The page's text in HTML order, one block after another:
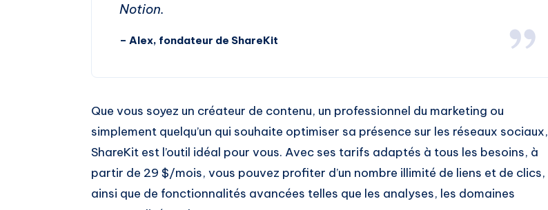
Notion.
– Alex, fondateur de ShareKit
Que vous soyez un créateur de contenu, un professionnel du marketing ou
simplement quelqu’un qui souhaite optimiser sa présence sur les réseaux sociaux,
ShareKit est l’outil idéal pour vous. Avec ses tarifs adaptés à tous les besoins, à
partir de 29 $/mois, vous pouvez profiter d’un nombre illimité de liens et de clics,
ainsi que de fonctionnalités avancées telles que les analyses, les domaines